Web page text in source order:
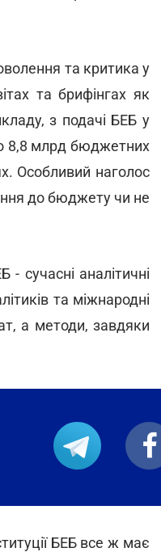
та критика у
та брифінгах як
з подачі БЕБ у
8,8 млрд бюджетних
Особливий наголос
до бюджету чи не
сучасні аналітичні
та міжнародні
а методи, завдяки
БЕБ все ж має